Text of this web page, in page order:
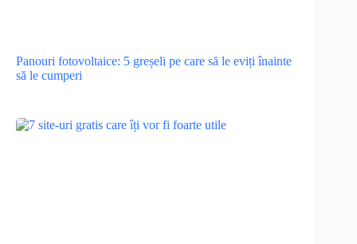
Panouri fotovoltaice: 5 greșeli pe care să le eviți înainte
să le cumperi